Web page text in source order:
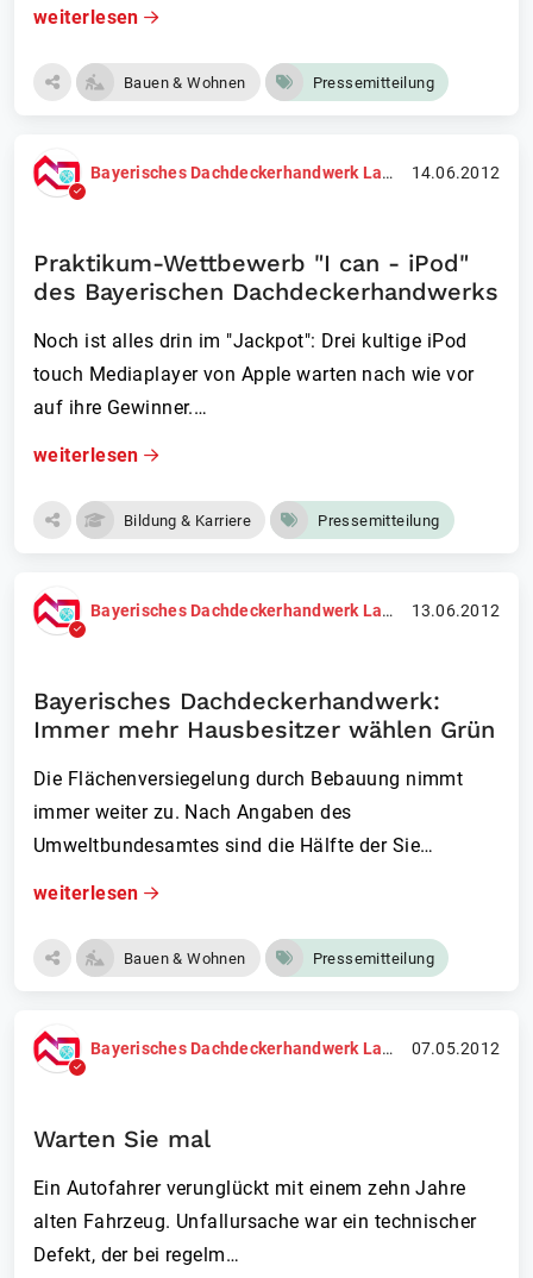
weiterlesen
Bauen & Wohnen Pressemitteilung
Bayerisches Dachdeckerhandwerk Landesinnungsverband 14.06.2012
Praktikum-Wettbewerb "I can - iPod"
des Bayerischen Dachdeckerhandwerks
Noch ist alles drin im "Jackpot": Drei kultige iPod
touch Mediaplayer von Apple warten nach wie vor
auf ihre Gewinner.…
weiterlesen
Bildung & Karriere Pressemitteilung
Bayerisches Dachdeckerhandwerk Landesinnungsverband 13.06.2012
Bayerisches Dachdeckerhandwerk:
Immer mehr Hausbesitzer wählen Grün
Die Flächenversiegelung durch Bebauung nimmt
immer weiter zu. Nach Angaben des
Umweltbundesamtes sind die Hälfte der Sie…
weiterlesen
Bauen & Wohnen Pressemitteilung
Bayerisches Dachdeckerhandwerk Landesinnungsverband 07.05.2012
Warten Sie mal
Ein Autofahrer verunglückt mit einem zehn Jahre
alten Fahrzeug. Unfallursache war ein technischer
Defekt, der bei regelm…